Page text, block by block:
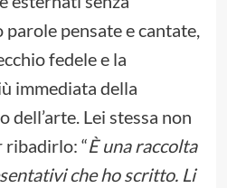
pensate e cantate,
fedele e la
immediata della
Lei stessa non
ribadirlo: “È una raccolta
che ho scritto. Li